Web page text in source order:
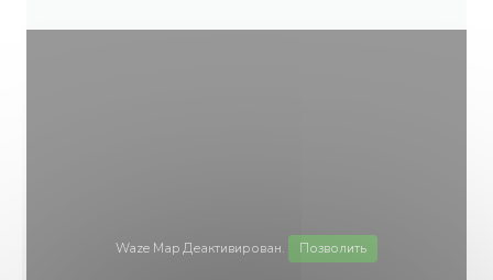
Waze Map Деактивирован. Позволить